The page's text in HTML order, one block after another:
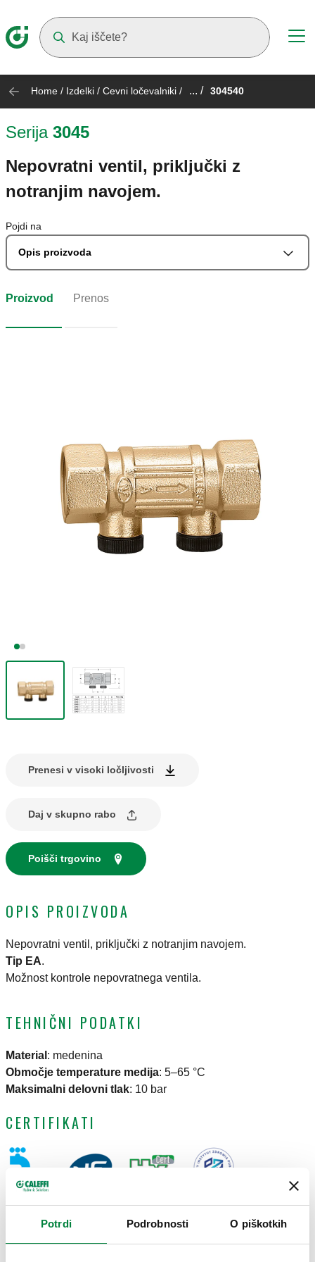
Potrdi Podrobnosti O piškotkih
Home / Izdelki / Cevni ločevalniki / ... / 304540
Serija 3045
Nepovratni ventil, priključki z
notranjim navojem.
Pojdi na
Opis proizvoda
Proizvod Prenos
Prenesi v visoki ločljivosti
Daj v skupno rabo
Poišči trgovino
OPIS PROIZVODA
Nepovratni ventil, priključki z notranjim navojem.
Tip EA.
Možnost kontrole nepovratnega ventila.
TEHNIČNI PODATKI
Material : medenina
Območje temperature medija: 5–65 °C
Maksimalni delovni tlak: 10 bar
CERTIFIKATI